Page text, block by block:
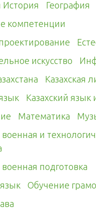
История
География
компетенции
искусство
Казахская
Казахский язык
Математика
и
подготовка
Обучение